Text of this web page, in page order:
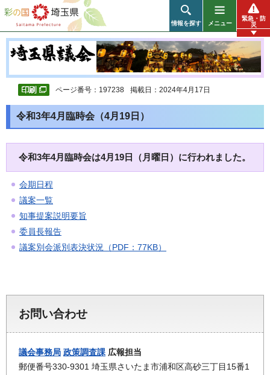
彩の国 埼玉県
情報を探す メニュー
緊急・防
災
ページ番号：197238 掲載日：2024年4月17日
令和3年4月臨時会（4月19日）
令和3年4月臨時会は4月19日（月曜日）に行われました。
会期日程
議案一覧
知事提案説明要旨
委員長報告
議案別会派別表決状況（PDF：77KB）
お問い合わせ
議会事務局 政策調査課 広報担当
郵便番号330-9301 埼玉県さいたま市浦和区高砂三丁目15番1